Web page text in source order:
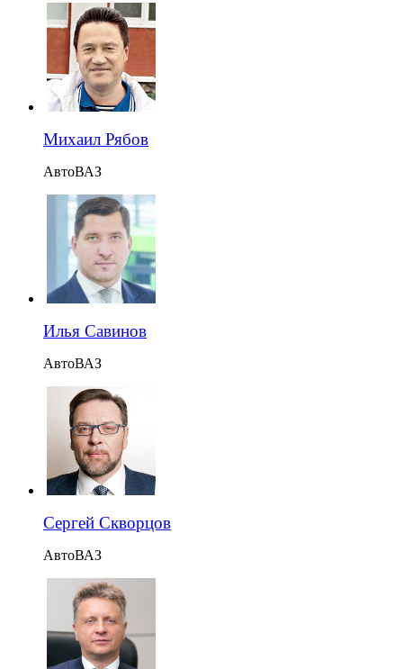
Михаил Рябов
АвтоВАЗ
Илья Савинов
АвтоВАЗ
Сергей Скворцов
АвтоВАЗ